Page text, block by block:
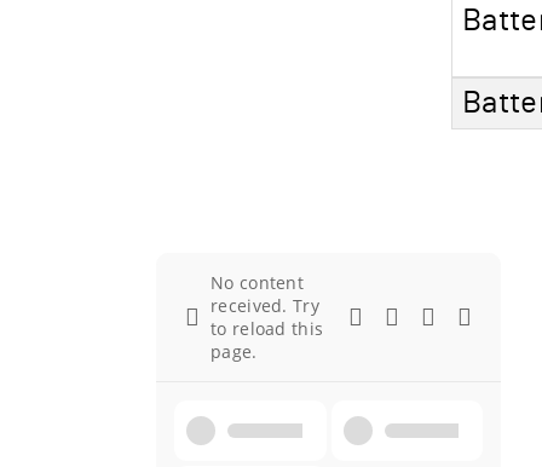
No content
received. Try
to reload this
page.